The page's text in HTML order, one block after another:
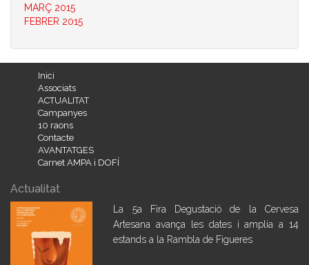
MARÇ 2015
FEBRER 2015
Inici
Associats
ACTUALITAT
Campanyes
10 raons
Contacte
AVANTATGES
Carnet AMPA i DOFÍ
Actualitat
La 5a Fira Degustació de la Cervesa
Artesana avança les dates i amplia a 14
estands a la Rambla de Figueres